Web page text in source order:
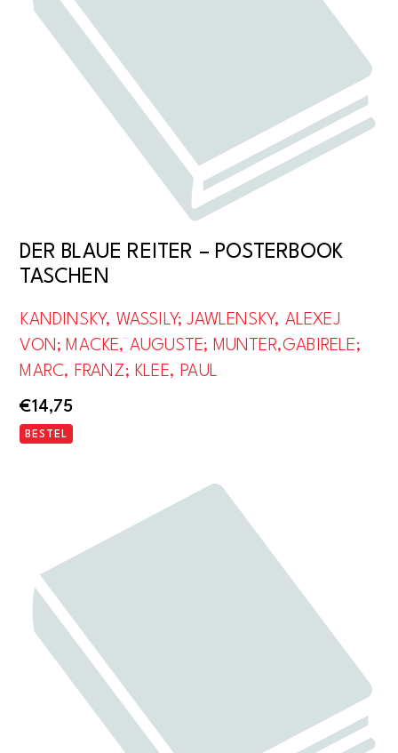
DER BLAUE REITER – POSTERBOOK
TASCHEN
KANDINSKY, WASSILY; JAWLENSKY, ALEXEJ
VON; MACKE, AUGUSTE; MUNTER,GABIRELE;
MARC, FRANZ; KLEE, PAUL
€14,75
BESTEL